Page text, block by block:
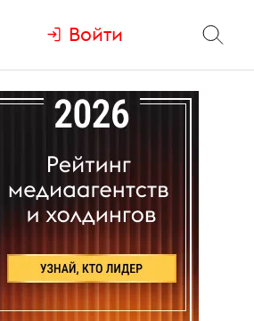
Войти